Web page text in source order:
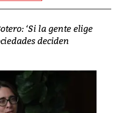
‘Si la gente elige
deciden